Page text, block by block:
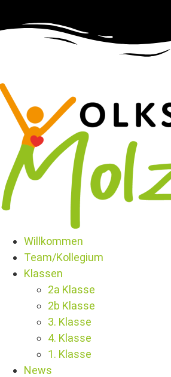
Willkommen
Team/Kollegium
Klassen
2a Klasse
2b Klasse
3. Klasse
4. Klasse
1. Klasse
News